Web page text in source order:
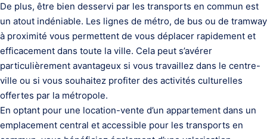
De plus, être bien desservi par les transports en commun est
un atout indéniable. Les lignes de métro, de bus ou de tramway
à proximité vous permettent de vous déplacer rapidement et
efficacement dans toute la ville. Cela peut s’avérer
particulièrement avantageux si vous travaillez dans le centre-
ville ou si vous souhaitez profiter des activités culturelles
offertes par la métropole.
En optant pour une location-vente d’un appartement dans un
emplacement central et accessible pour les transports en